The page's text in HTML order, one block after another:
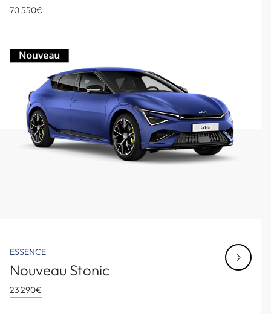
70 550€
ESSENCE
Nouveau Stonic
23 290€